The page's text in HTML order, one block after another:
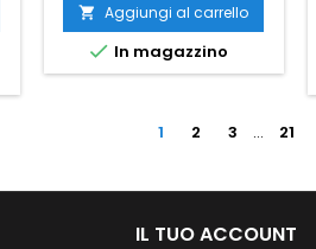
 Aggiungi al carrello
 In magazzino
1 2 3 … 21
IL TUO ACCOUNT